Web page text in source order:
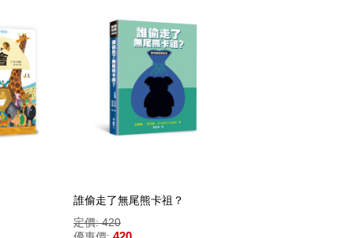
誰偷走了無尾熊卡祖？
定價: 420